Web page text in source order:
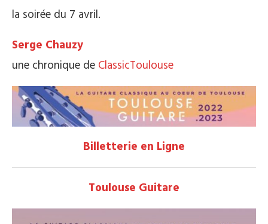
la soirée du 7 avril.
Serge Chauzy
une chronique de ClassicToulouse
Billetterie en Ligne
Toulouse Guitare